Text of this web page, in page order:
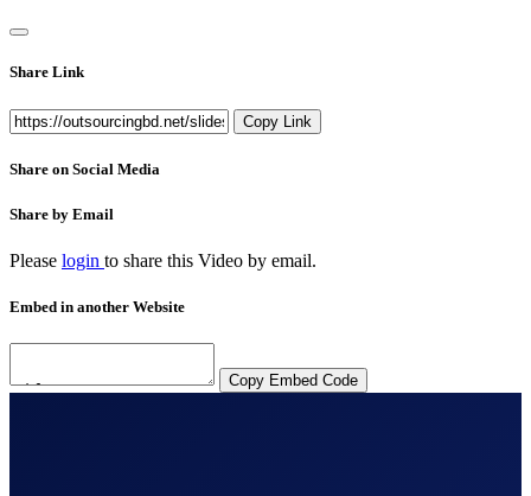
Share Link
Copy Link
Share on Social Media
Share by Email
Please login to share this Video by email.
Embed in another Website
Copy Embed Code